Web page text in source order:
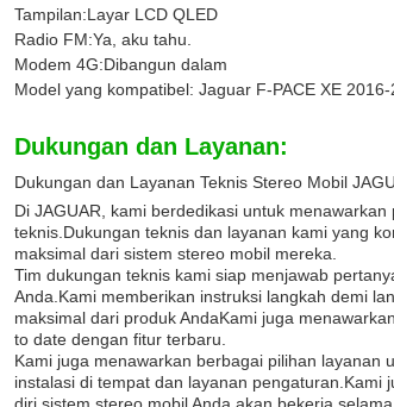
Tampilan:Layar LCD QLED
Radio FM:Ya, aku tahu.
Modem 4G:Dibangun dalam
Model yang kompatibel: Jaguar F-PACE XE 2016-
Dukungan dan Layanan:
Dukungan dan Layanan Teknis Stereo Mobil
Di JAGUAR, kami berdedikasi untuk
teknis.Dukungan teknis dan layanan kami yang
maksimal dari sistem stereo mobil mereka.
Tim dukungan teknis kami siap menjawab
Anda.Kami memberikan instruksi langkah demi
maksimal dari produk AndaKami juga
to date dengan fitur terbaru.
Kami juga menawarkan berbagai pilihan layanan
instalasi di tempat dan layanan